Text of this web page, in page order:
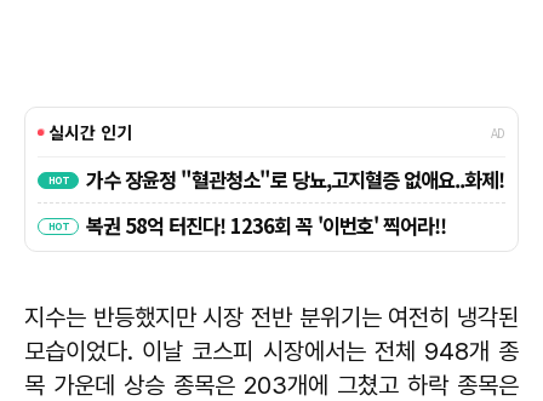
지수는 반등했지만 시장 전반 분위기는 여전히 냉각된
모습이었다. 이날 코스피 시장에서는 전체 948개 종
목 가운데 상승 종목은 203개에 그쳤고 하락 종목은